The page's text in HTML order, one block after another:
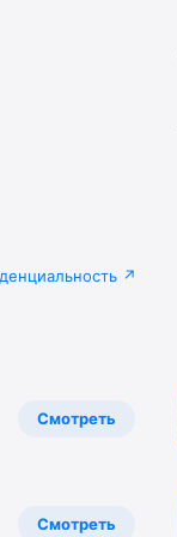
Смотреть
Смотреть